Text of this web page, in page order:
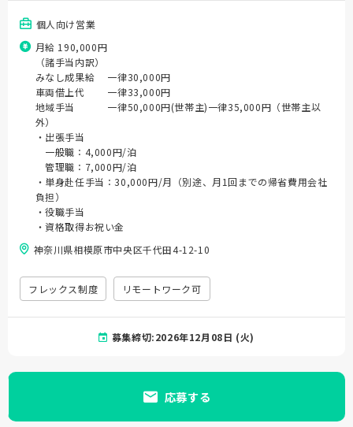
個人向け営業
月給 190,000円
（諸手当内訳）
みなし成果給 一律30,000円
車両借上代 一律33,000円
地域手当 一律50,000円(世帯主)一律35,000円（世帯主以
外）
・出張手当
一般職：4,000円/泊
管理職：7,000円/泊
・単身赴任手当：30,000円/月（別途、月1回までの帰省費用会社
負担）
・役職手当
・資格取得お祝い金
神奈川県相模原市中央区千代田4-12-10
フレックス制度 リモートワーク可
募集締切:2026年12月08日 (火)
応募する